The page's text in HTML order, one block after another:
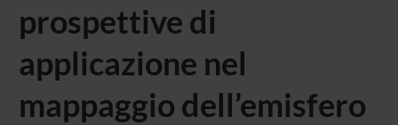
prospettive di
applicazione nel
mappaggio dell’emisfero